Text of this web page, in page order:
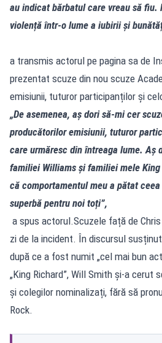
au indicat bărbatul care vreau să fiu.
violență într-o lume a iubirii și
a transmis actorul pe pagina sa de
prezentat scuze din nou scuze
emisiunii, tuturor participanților și
„De asemenea, aș dori să-mi cer
producătorilor emisiunii, tuturor
care urmăresc din întreaga lume. Aș
familiei Williams și familiei mele
că comportamentul meu a pătat
superbă pentru noi toți”,
a spus actorul.Scuzele față de Chris
zi de la incident. În discursul
după ce a fost numit „cel mai bun
„King Richard”, Will Smith și-a cerut
și colegilor nominalizați, fără să
Rock.